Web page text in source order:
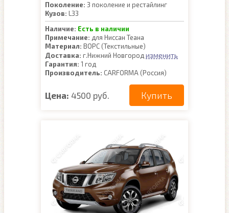
Поколение: 3 поколение и рестайлинг
Кузов: L33
Наличие: Есть в наличии
Примечание: для Ниссан Теана
Материал: ВОРС (Текстильные)
Доставка: г.Нижний Новгород изменить
Гарантия: 1 год
Производитель: CARFORMA (Россия)
Цена: 4500 руб. Купить